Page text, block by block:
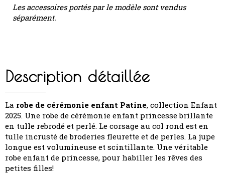
Les accessoires portés par le modèle sont vendus
séparément.
Description détaillée
La robe de cérémonie enfant Patine, collection Enfant
2025. Une robe de cérémonie enfant princesse brillante
en tulle rebrodé et perlé. Le corsage au col rond est en
tulle incrusté de broderies fleurette et de perles. La jupe
longue est volumineuse et scintillante. Une véritable
robe enfant de princesse, pour habiller les rêves des
petites filles!